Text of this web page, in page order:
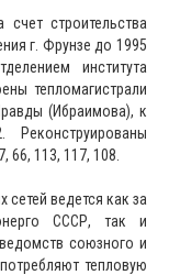
счет строительства
г. Фрунзе до 1995
института
тепломагистрали
(Ибраимова), к
113, 117, 108.
сетей ведется как за
СССР, так и
союзного и
тепловую